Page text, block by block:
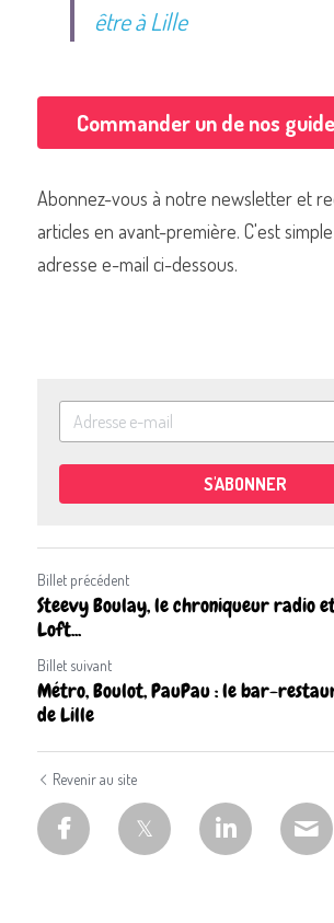
être à Lille
Commander un de nos
Abonnez-vous à notre newsletter et
articles en avant-première. C'est
adresse e-mail ci-dessous.
S'ABONNER
Billet précédent
Steevy Boulay, le chroniqueur radio
Loft...
Billet suivant
Métro, Boulot, PauPau : le bar-
de Lille
Revenir au site